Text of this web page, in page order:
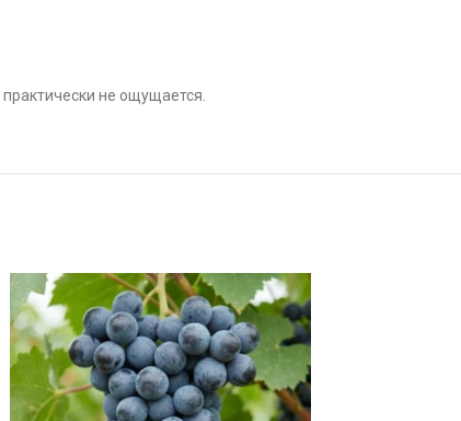
не ощущается.